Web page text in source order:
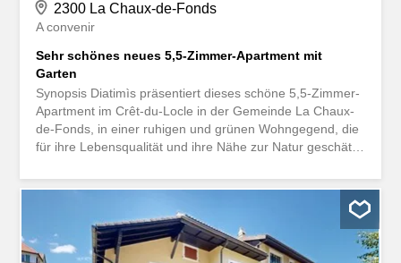
2300 La Chaux-de-Fonds
A convenir
Sehr schönes neues 5,5-Zimmer-Apartment mit
Garten
Synopsis Diatimìs präsentiert dieses schöne 5,5-Zimmer-
Apartment im Crêt-du-Locle in der Gemeinde La Chaux-
de-Fonds, in einer ruhigen und grünen Wohngegend, die
für ihre Lebensqualität und ihre Nähe zur Natur geschätzt
überzeugt mit seinen großzügigen Räumen, seiner
eine schöne Harmonie zwischen Innen- und
Außenräumen, mit einer großen Terrasse und einem
privaten Garten, der zum Entspannen einlädt. Trotz der